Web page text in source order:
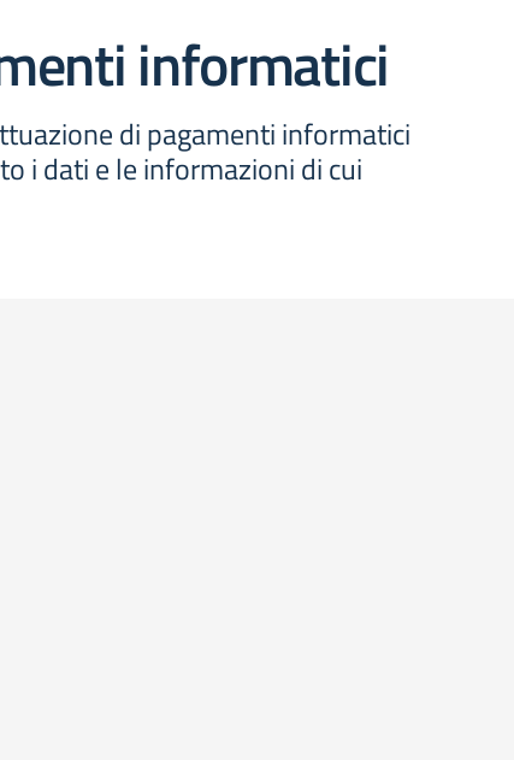
informatici
di pagamenti informatici
i dati e le informazioni di cui